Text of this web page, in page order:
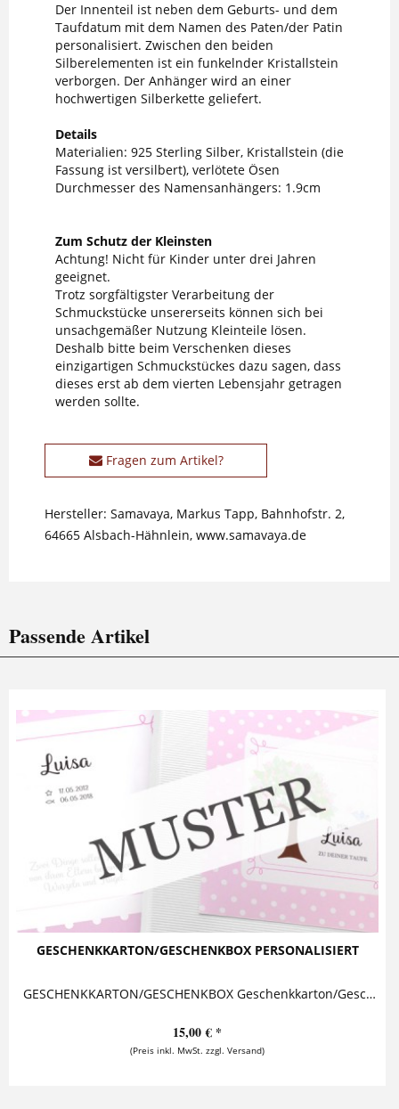
Der Innenteil ist neben dem Geburts- und dem
Taufdatum mit dem Namen des Paten/der Patin
personalisiert. Zwischen den beiden
Silberelementen ist ein funkelnder Kristallstein
verborgen. Der Anhänger wird an einer
hochwertigen Silberkette geliefert.
Details
Materialien: 925 Sterling Silber, Kristallstein (die
Fassung ist versilbert), verlötete Ösen
Durchmesser des Namensanhängers: 1.9cm
Zum Schutz der Kleinsten
Achtung! Nicht für Kinder unter drei Jahren
geeignet.
Trotz sorgfältigster Verarbeitung der
Schmuckstücke unsererseits können sich bei
unsachgemäßer Nutzung Kleinteile lösen.
Deshalb bitte beim Verschenken dieses
einzigartigen Schmuckstückes dazu sagen, dass
dieses erst ab dem vierten Lebensjahr getragen
werden sollte.
Fragen zum Artikel?
Hersteller: Samavaya, Markus Tapp, Bahnhofstr. 2,
64665 Alsbach-Hähnlein, www.samavaya.de
Passende Artikel
GESCHENKKARTON/GESCHENKBOX PERSONALISIERT
GESCHENKKARTON/GESCHENKBOX Geschenkkarton/Geschenkbox als Ergänzung zu einer Kette oder einem Armband. Mit diesem zusätzlichen Highlight wird das Schmuckstück zu einem ganz...
15,00 € *
(Preis inkl. MwSt. zzgl. Versand)